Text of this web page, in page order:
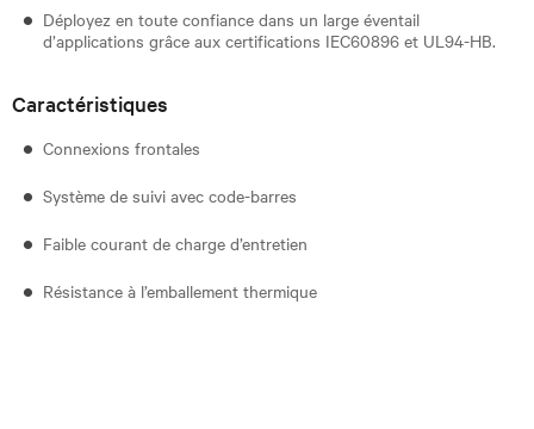
Déployez en toute confiance dans un large éventail
d’applications grâce aux certifications IEC60896 et UL94-HB.
Caractéristiques
Connexions frontales
Système de suivi avec code-barres
Faible courant de charge d’entretien
Résistance à l’emballement thermique